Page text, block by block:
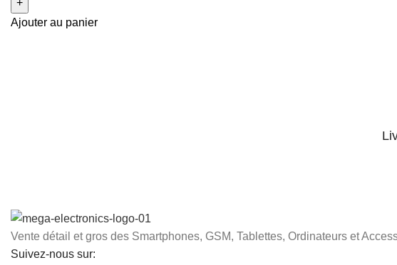
Ajouter au panier
Vente détail et gros des Smartphones, GSM, Tablettes, Ordinateurs et
Suivez-nous sur: